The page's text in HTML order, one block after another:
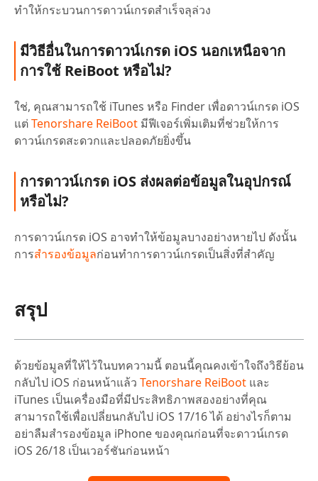
ทำให้กระบวนการดาวน์เกรดสำเร็จลุล่วง
มีวิธีอื่นในการดาวน์เกรด iOS นอกเหนือจาก
การใช้ ReiBoot หรือไม่?
ใช่, คุณสามารถใช้ iTunes หรือ Finder เพื่อดาวน์เกรด iOS
แต่Tenorshare ReiBoot มีฟีเจอร์เพิ่มเติมที่ช่วยให้การ
ดาวน์เกรดสะดวกและปลอดภัยยิ่งขึ้น
การดาวน์เกรด iOS ส่งผลต่อข้อมูลในอุปกรณ์
หรือไม่?
การดาวน์เกรด iOS อาจทำให้ข้อมูลบางอย่างหายไป ดังนั้น
การสำรองข้อมูลก่อนทำการดาวน์เกรดเป็นสิ่งที่สำคัญ
สรุป
ด้วยข้อมูลที่ให้ไว้ในบทความนี้ ตอนนี้คุณคงเข้าใจถึงวิธีย้อน
กลับไป iOS ก่อนหน้าแล้ว Tenorshare ReiBoot และ
iTunes เป็นเครื่องมือที่มีประสิทธิภาพสองอย่างที่คุณ
สามารถใช้เพื่อเปลี่ยนกลับไป iOS 17/16 ได้ อย่างไรก็ตาม
อย่าลืมสำรองข้อมูล iPhone ของคุณก่อนที่จะดาวน์เกรด
iOS 26/18 เป็นเวอร์ชันก่อนหน้า